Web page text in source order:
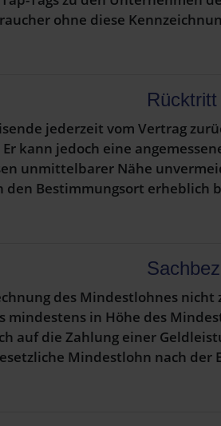
ohne diese
jederzeit vom Vertrag
kann jedoch eine
unmittelbarer Nähe
den Bestimmungsort erheblich
des Mindestlohnes
in Höhe des
auf die Zahlung einer
Mindestlohn nach